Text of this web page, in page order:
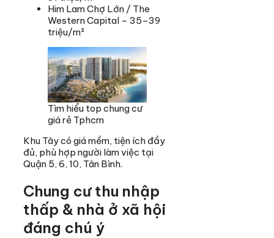
Him Lam Chợ Lớn / The
Western Capital – 35–39
triệu/m²
Tìm hiểu top chung cư
giá rẻ Tphcm
Khu Tây có giá mềm, tiện ích đầy
đủ, phù hợp người làm việc tại
Quận 5, 6, 10, Tân Bình.
Chung cư thu nhập
thấp & nhà ở xã hội
đáng chú ý